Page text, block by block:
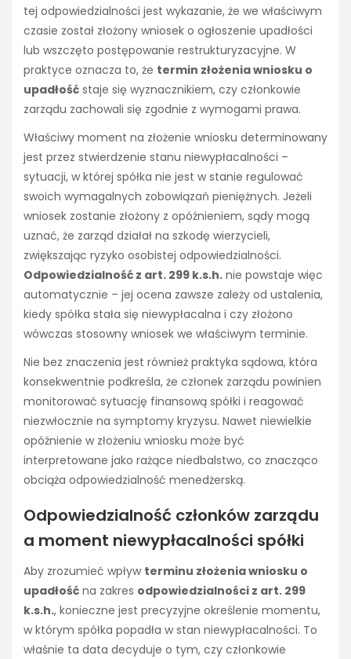
tej odpowiedzialności jest wykazanie, że we właściwym
czasie został złożony wniosek o ogłoszenie upadłości
lub wszczęto postępowanie restrukturyzacyjne. W
praktyce oznacza to, że termin złożenia wniosku o
upadłość staje się wyznacznikiem, czy członkowie
zarządu zachowali się zgodnie z wymogami prawa.
Właściwy moment na złożenie wniosku determinowany
jest przez stwierdzenie stanu niewypłacalności –
sytuacji, w której spółka nie jest w stanie regulować
swoich wymagalnych zobowiązań pieniężnych. Jeżeli
wniosek zostanie złożony z opóźnieniem, sądy mogą
uznać, że zarząd działał na szkodę wierzycieli,
zwiększając ryzyko osobistej odpowiedzialności.
Odpowiedzialność z art. 299 k.s.h. nie powstaje więc
automatycznie – jej ocena zawsze zależy od ustalenia,
kiedy spółka stała się niewypłacalna i czy złożono
wówczas stosowny wniosek we właściwym terminie.
Nie bez znaczenia jest również praktyka sądowa, która
konsekwentnie podkreśla, że członek zarządu powinien
monitorować sytuację finansową spółki i reagować
niezwłocznie na symptomy kryzysu. Nawet niewielkie
opóźnienie w złożeniu wniosku może być
interpretowane jako rażące niedbalstwo, co znacząco
obciąża odpowiedzialność menedżerską.
Odpowiedzialność członków zarządu
a moment niewypłacalności spółki
Aby zrozumieć wpływ terminu złożenia wniosku o
upadłość na zakres odpowiedzialności z art. 299
k.s.h., konieczne jest precyzyjne określenie momentu,
w którym spółka popadła w stan niewypłacalności. To
właśnie ta data decyduje o tym, czy członkowie